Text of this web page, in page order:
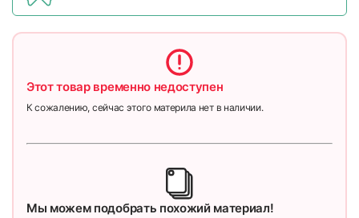
Этот товар временно недоступен
К сожалению, сейчас этого материла нет в наличии.
Мы можем подобрать похожий материал!